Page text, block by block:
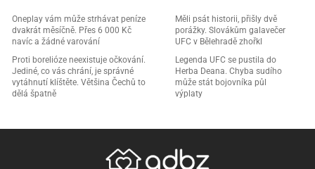
Oneplay vám může strhávat peníze
dvakrát měsíčně. Přes 6 000 Kč
navíc a žádné varování
Proti borelióze neexistuje očkování.
Jediné, co vás chrání, je správné
vytáhnutí klíštěte. Většina Čechů to
dělá špatně
Měli psát historii, přišly dvě
porážky. Slovákům galavečer
UFC v Bělehradě zhořkl
Legenda UFC se pustila do
Herba Deana. Chyba sudího
může stát bojovníka půl
výplaty